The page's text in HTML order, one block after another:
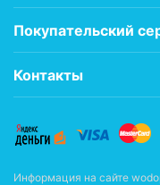
Покупательский
Контакты
Информация на сайте